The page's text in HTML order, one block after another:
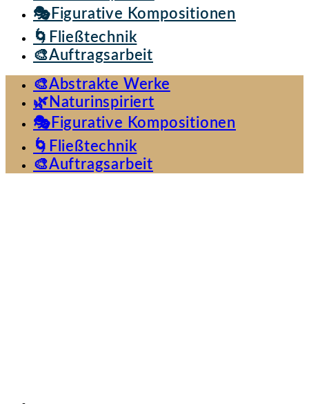
🎭Figurative Kompositionen
🌀Fließtechnik
🎨Auftragsarbeit
🎨Abstrakte Werke
🌿Naturinspiriert
🎭Figurative Kompositionen
🌀Fließtechnik
🎨Auftragsarbeit